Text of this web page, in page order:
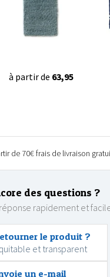
à partir de 63,95
de 70€ frais de livraison
des questions ?
rapidement et
le produit ?
et transparent
un e-mail